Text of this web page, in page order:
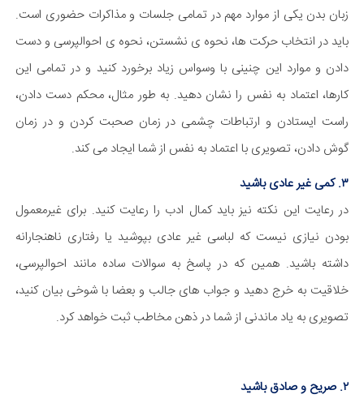
زبان بدن یکی از موارد مهم در تمامی جلسات و مذاکرات حضوری است.
باید در انتخاب حرکت ها، نحوه ی نشستن، نحوه ی احوالپرسی و دست
دادن و موارد این چنینی با وسواس زیاد برخورد کنید و در تمامی این
کارها، اعتماد به نفس را نشان دهید. به طور مثال، محکم دست دادن،
راست ایستادن و ارتباطات چشمی در زمان صحبت کردن و در زمان
گوش دادن، تصویری با اعتماد به نفس از شما ایجاد می کند.
۳. کمی غیر عادی باشید
در رعایت این نکته نیز باید کمال ادب را رعایت کنید. برای غیرمعمول
بودن نیازی نیست که لباسی غیر عادی بپوشید یا رفتاری ناهنجارانه
داشته باشید. همین که در پاسخ به سوالات ساده مانند احوالپرسی،
خلاقیت به خرج دهید و جواب های جالب و بعضا با شوخی بیان کنید،
تصویری به یاد ماندنی از شما در ذهن مخاطب ثبت خواهد کرد.
​۲. صریح و صادق باشید